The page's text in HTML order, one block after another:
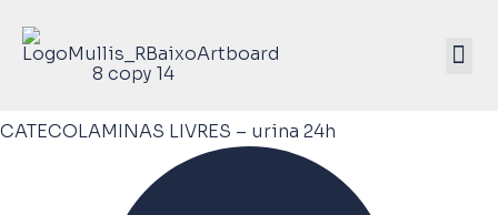
CATECOLAMINAS LIVRES – urina 24h